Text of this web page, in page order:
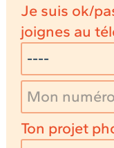
Je suis ok/
joignes au
Ton projet